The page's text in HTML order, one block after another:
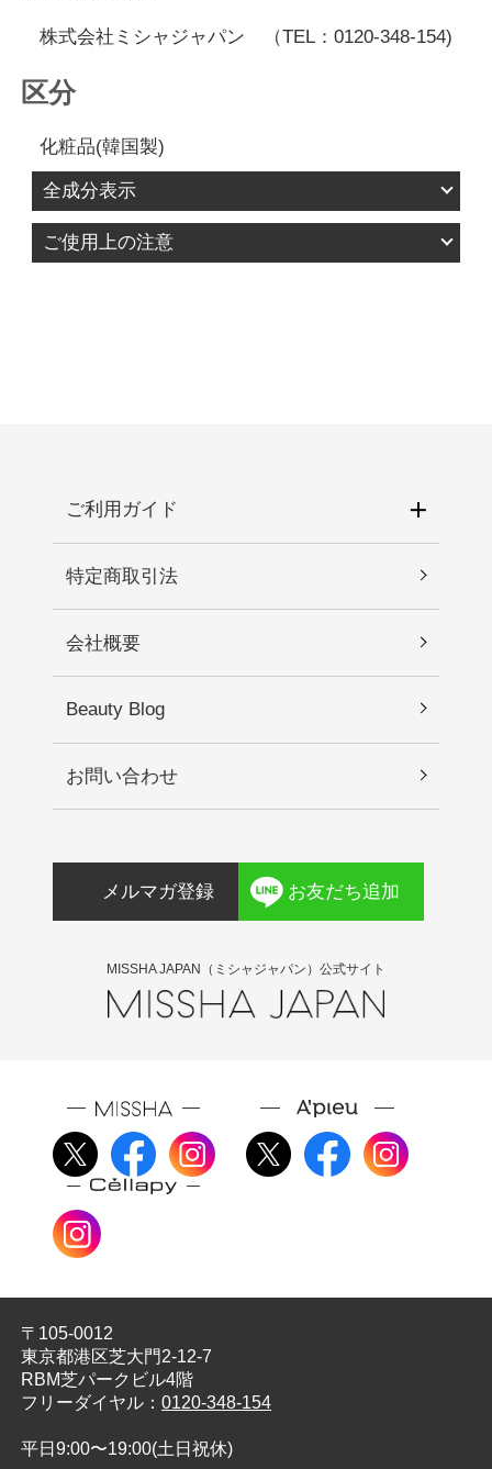
株式会社ミシャジャパン （TEL：0120-348-154)
区分
化粧品(韓国製)
全成分表示
水、酸化チタン、シクロペンタシロキサン、メト
キシケイヒ酸エチルヘキシル、サリチル酸エチル
酸トリトリデシル、ジステアルジモニウムヘクト
ツ／アクリル酸ステアリル／メタクリル酸ジメチ
コン）コポリマー、（ビニルジメチコン／メチコ
チコン／ビニルジメチコン）クロスポリマー、ポ
リプロピルシルセスキオキサン、ステアリン酸、
アルミナ、水酸化Ａｌ、トリエトキシカプリリル
子油、真珠層末、パール、アボカド油、マカデミ
ア種子油、ジメチコン、パールエキス、カニナバ
キス、水添レシチン、ツボクサエキス、加水分解
コラーゲン、海水、シロバナルーピン種子エキ
ス、セラミドＮＰ、イネ脂、トコフェロール、ヒ
ランクトンエキス、スピルリナプラテンシスエキ
ス、フェノキシエタノール、香料
ご使用上の注意
肌に直射日光が当たって上記のような異常が現れ
位には使わないでください。3.目に入らないように
注意し、入った時は、すぐに充分に洗い流してく
ださい。4.保管及び取り扱い上の注意 1)直射日光
の当たる場所、極端な高温・低温の場所を避けて
保管してください。 2)乳幼児の手が届かない場所
に保管してください。
ご利用ガイド
特定商取引法
会社概要
Beauty Blog
お問い合わせ
メルマガ登録 お友だち追加
MISSHA JAPAN（ミシャジャパン）公式サイト
〒105-0012
東京都港区芝大門2-12-7
RBM芝パークビル4階
フリーダイヤル：0120-348-154
平日9:00〜19:00(土日祝休)